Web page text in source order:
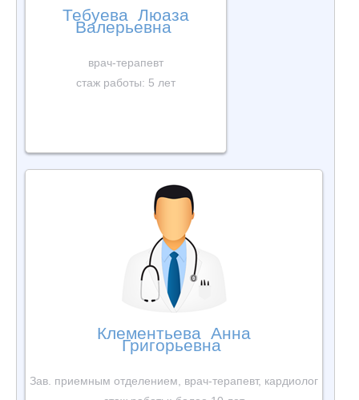
Тебуева Люаза
Валерьевна
врач-терапевт
стаж работы: 5 лет
Клементьева Анна
Григорьевна
Зав. приемным отделением, врач-терапевт, кардиолог